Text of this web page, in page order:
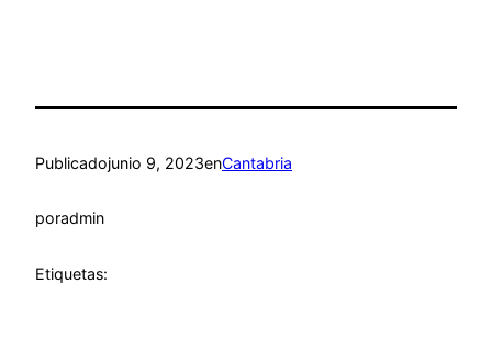
Publicadojunio 9, 2023enCantabria
poradmin
Etiquetas: